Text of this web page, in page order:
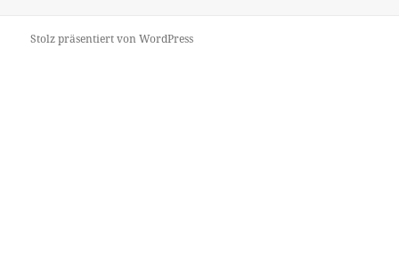
Stolz präsentiert von WordPress